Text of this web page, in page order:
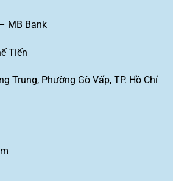
MB Bank
Tiến
Trung, Phường Gò Vấp, TP. Hồ Chí